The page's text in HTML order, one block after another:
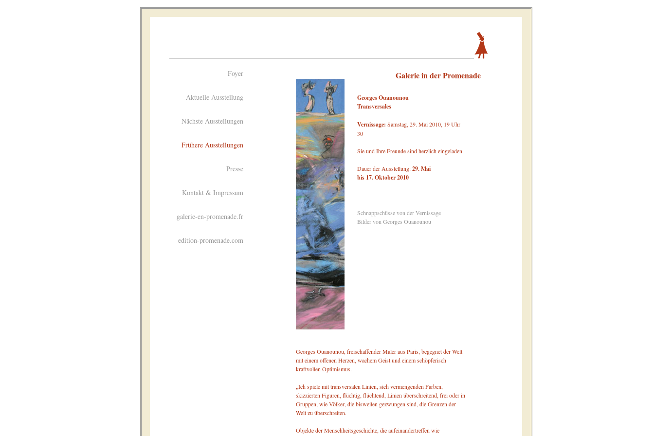
Galerie in der Promenade
Foyer
Aktuelle Ausstellung
Nächste Ausstellungen
Frühere Ausstellungen
Presse
Kontakt & Impressum
galerie-en-promenade.fr
edition-promenade.com
Georges Ouanounou
Transversales
Vernissage: Samstag, 29. Mai 2010, 19 Uhr
30
Sie und Ihre Freunde sind herzlich eingeladen.
Dauer der Ausstellung:29. Mai
bis 17. Oktober 2010
Schnappschüsse von der Vernissage
Bilder von Georges Ouanounou
Georges Ouanounou, freischaffender Maler aus Paris, begegnet der Welt
mit einem offenen Herzen, wachem Geist und einem schöpferisch
kraftvollen Optimismus.
„Ich spiele mit transversalen Linien, sich vermengenden Farben,
skizzierten Figuren, flüchtig, flüchtend, Linien überschreitend, frei oder in
Gruppen, wie Völker, die bisweilen gezwungen sind, die Grenzen der
Welt zu überschreiten.
Objekte der Menschheitsgeschichte, die aufeinandertreffen wie